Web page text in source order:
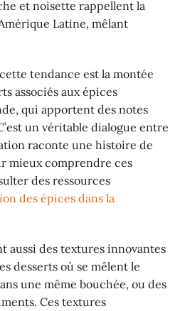
et noisette rappellent la
Latine, mêlant
tendance est la montée
associés aux épices
qui apportent des notes
un véritable dialogue entre
raconte une histoire de
mieux comprendre ces
des ressources
des épices dans la
aussi des textures innovantes
desserts où se mêlent le
une même bouchée, ou des
Ces textures